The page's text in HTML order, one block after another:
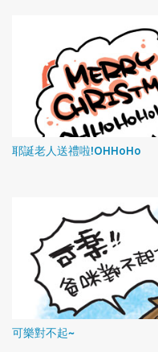
耶誕老人送禮啦!OHHoHo
可樂對不起~